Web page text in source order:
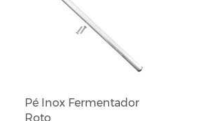
Pé Inox Fermentador
Roto